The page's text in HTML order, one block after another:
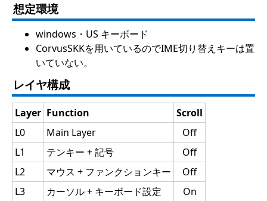
想定環境
windows・US キーボード
CorvusSKKを用いているのでIME切り替えキーは置
いていない。
レイヤ構成
Layer Function
Scroll
L0
Main Layer
Off
L1
テンキー + 記号
Off
L2
マウス + ファンクションキー
Off
L3
カーソル + キーボード設定 On